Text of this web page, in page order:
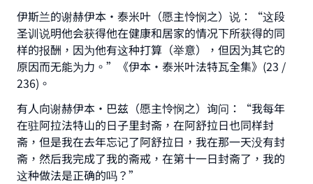
伊斯兰的谢赫伊本•泰米叶（愿主怜悯之）说：“这段
圣训说明他会获得他在健康和居家的情况下所获得的同
样的报酬，因为他有这种打算（举意），但因为其它的
原因而无能为力。”《伊本·泰米叶法特瓦全集》(23 /
236)。
有人向谢赫伊本•巴兹（愿主怜悯之）询问：“我每年
在驻阿拉法特山的日子里封斋，在阿舒拉日也同样封
斋，但是我在去年忘记了阿舒拉日，我在那一天没有封
斋，然后我完成了我的斋戒，在第十一日封斋了，我的
这种做法是正确的吗？”